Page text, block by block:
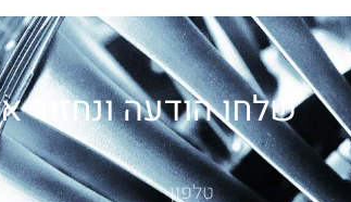
שלחו הודעה ונחזור